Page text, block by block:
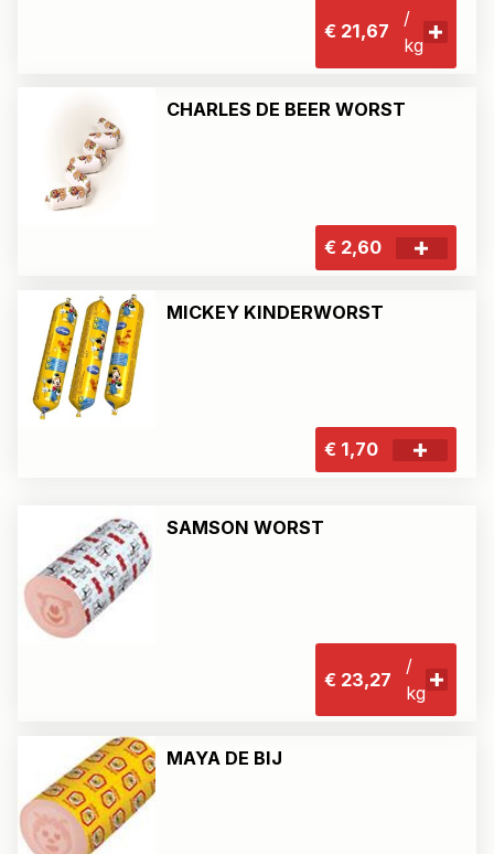
€ 21,67
/
kg
CHARLES DE BEER WORST
€ 2,60
MICKEY KINDERWORST
€ 1,70
SAMSON WORST
€ 23,27
/
kg
MAYA DE BIJ